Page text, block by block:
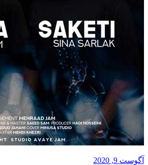
آگوست 9, 2020